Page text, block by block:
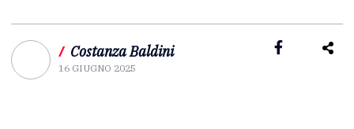
/ Costanza Baldini
16 GIUGNO 2025